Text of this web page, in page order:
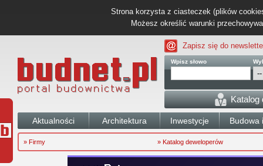
Strona korzysta z ciasteczek (plików
Możesz określić warunki
Zapisz się do
Wpisz słowo
Katalog
Aktualności Architektura Inwestycje Budowa
» Firmy » Katalog deweloperów